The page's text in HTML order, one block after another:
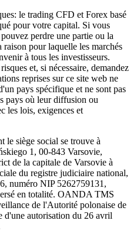
le trading CFD et Forex basé
pour votre capital. Si vous
perdre une partie ou la
pour laquelle les marchés
à tous les investisseurs.
et, si nécessaire, demandez
reprises sur ce site web ne
pays spécifique et ne sont pas
pays où leur diffusion ou
les lois, exigences et
siège social se trouve à
1, 00-843 Varsovie,
de la capitale de Varsovie à
du registre judiciaire national,
numéro NIP 5262759131,
en totalité. OANDA TMS
de l'Autorité polonaise de
d'une autorisation du 26 avril